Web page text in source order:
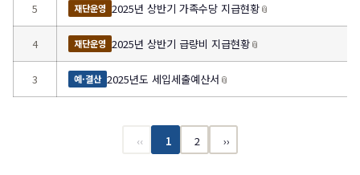
5 재단운영 2025년 상반기 가족수당 지급현황📎
4 재단운영 2025년 상반기 급량비 지급현황📎
3 예·결산 2025년도 세입세출예산서 📎
‹‹ 1 2 ››